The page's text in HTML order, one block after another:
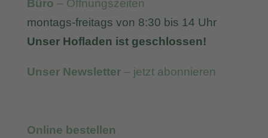
Büro – Öffnungszeiten
montags-freitags von 8:30 bis 14 Uhr
Unser Hofladen ist geschlossen!
Unser Newsletter– jetzt abonnieren
Online bestellen